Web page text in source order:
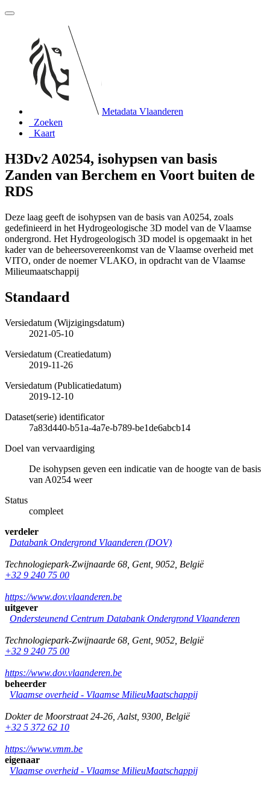
Metadata Vlaanderen
Zoeken
Kaart
H3Dv2 A0254, isohypsen van basis
Zanden van Berchem en Voort buiten de
RDS
Deze laag geeft de isohypsen van de basis van A0254, zoals
gedefinieerd in het Hydrogeologische 3D model van de Vlaamse
ondergrond. Het Hydrogeologisch 3D model is opgemaakt in het
kader van de beheersovereenkomst van de Vlaamse overheid met
VITO, onder de noemer VLAKO, in opdracht van de Vlaamse
Milieumaatschappij
Standaard
Versiedatum (Wijzigingsdatum)
2021-05-10
Versiedatum (Creatiedatum)
2019-11-26
Versiedatum (Publicatiedatum)
2019-12-10
Dataset(serie) identificator
7a83d440-b51a-4a7e-b789-be1de6abcb14
Doel van vervaardiging
De isohypsen geven een indicatie van de hoogte van de basis
van A0254 weer
Status
compleet
verdeler
Databank Ondergrond Vlaanderen (DOV)
Technologiepark-Zwijnaarde 68 Gent, 9052 België
+32 9 240 75 00
https://www.dov.vlaanderen.be
uitgever
Ondersteunend Centrum Databank Ondergrond Vlaanderen
Technologiepark-Zwijnaarde 68 Gent, 9052 België
+32 9 240 75 00
https://www.dov.vlaanderen.be
beheerder
Vlaamse overheid - Vlaamse MilieuMaatschappij
Dokter de Moorstraat 24-26 Aalst, 9300 België
+32 5 372 62 10
https://www.vmm.be
eigenaar
Vlaamse overheid - Vlaamse MilieuMaatschappij